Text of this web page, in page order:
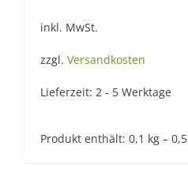
inkl. MwSt.
zzgl. Versandkosten
Lieferzeit: 2 - 5 Werktage
Produkt enthält: 0,1 kg– 0,5